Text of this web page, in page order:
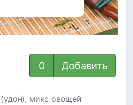
Добавить
микс овощей